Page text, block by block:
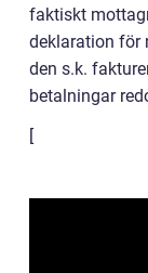
faktiskt
deklaration för
den s.k.
betalningar
[